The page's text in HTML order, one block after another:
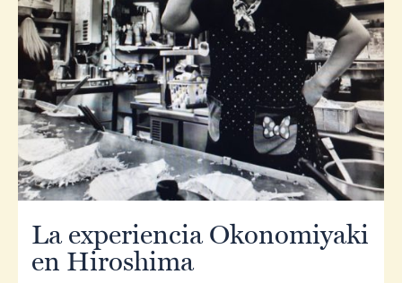
La experiencia Okonomiyaki
en Hiroshima